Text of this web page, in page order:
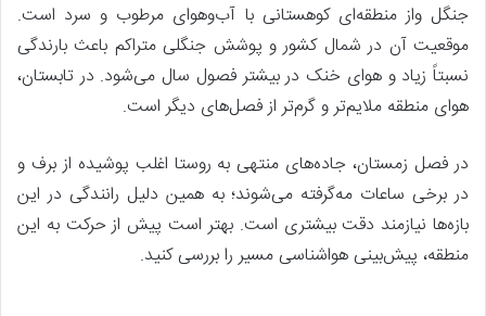
جنگل واز منطقه‌ای کوهستانی با آب‌وهوای مرطوب و سرد است.
موقعیت آن در شمال کشور و پوشش جنگلی متراکم باعث بارندگی
نسبتاً زیاد و هوای خنک در بیشتر فصول سال می‌شود. در تابستان،
هوای منطقه ملایم‌تر و گرم‌تر از فصل‌های دیگر است.
در فصل زمستان، جاده‌های منتهی به روستا اغلب پوشیده از برف و
در برخی ساعات مه‌گرفته می‌شوند؛ به همین دلیل رانندگی در این
بازه‌ها نیازمند دقت بیشتری است. بهتر است پیش از حرکت به این
منطقه، پیش‌بینی هواشناسی مسیر را بررسی کنید.